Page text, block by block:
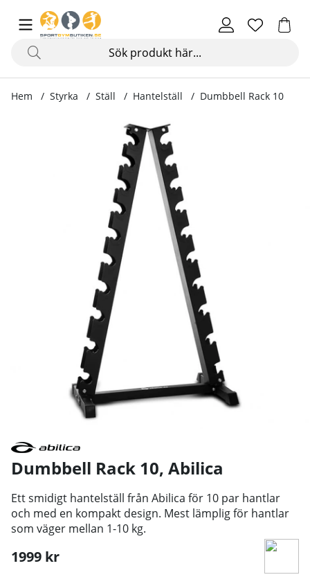
Hem Styrka Ställ Hantelställ Dumbbell Rack 10
Produktbilder Dumbbell Rack 10
Dumbbell Rack 10, Abilica
Ett smidigt hantelställ från Abilica för 10 par hantlar
och med en kompakt design. Mest lämplig för hantlar
som väger mellan 1-10 kg.
1999 kr